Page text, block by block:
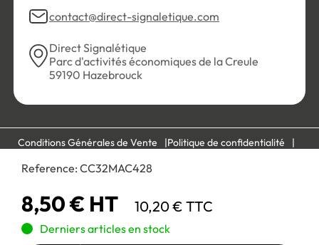
Reference: CC32MAC428
8,50 € HT 10,20 € TTC
Derniers articles en stock
contact@direct-signaletique.com
Direct Signalétique
Parc d'activités économiques de la Creule
59190 Hazebrouck
Conditions Générales de Vente
Politique de confidentialité
Mentions légales
Paiement 100% sécurisé :